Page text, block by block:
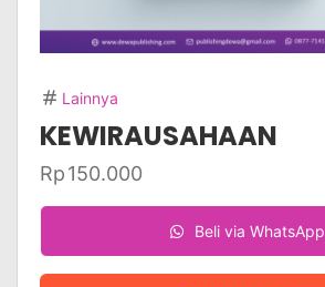
Lainnya
KEWIRAUSAHAAN
Rp150.000
Beli via WhatsApp